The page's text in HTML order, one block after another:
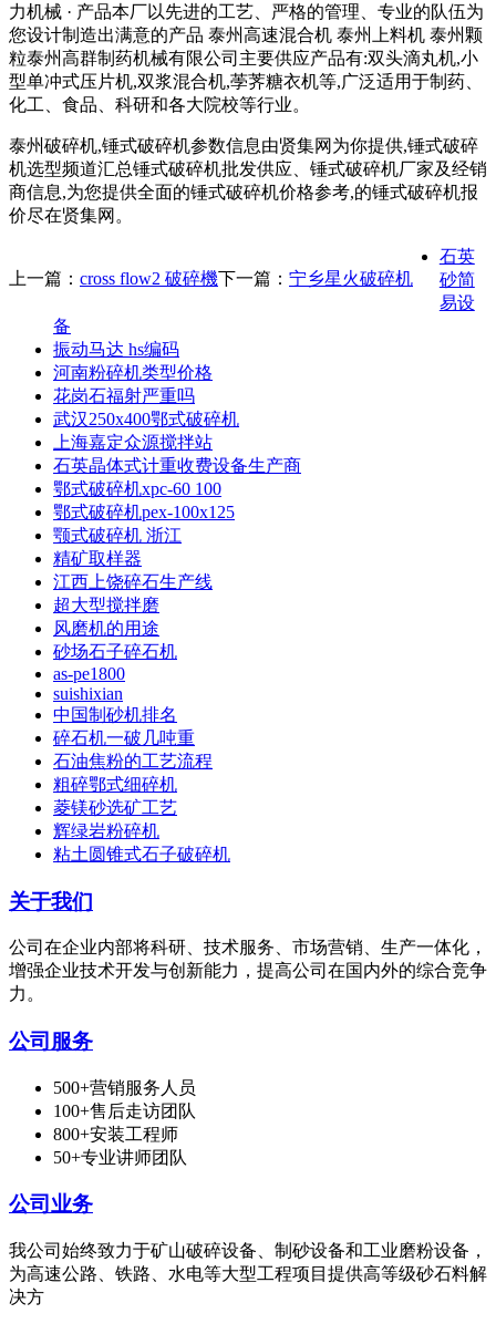
力机械 · 产品本厂以先进的工艺、严格的管理、专业的队伍为
您设计制造出满意的产品 泰州高速混合机 泰州上料机 泰州颗
粒泰州高群制药机械有限公司主要供应产品有:双头滴丸机,小
型单冲式压片机,双浆混合机,荸荠糖衣机等,广泛适用于制药、
化工、食品、科研和各大院校等行业。
泰州破碎机,锤式破碎机参数信息由贤集网为你提供,锤式破碎
机选型频道汇总锤式破碎机批发供应、锤式破碎机厂家及经销
商信息,为您提供全面的锤式破碎机价格参考,的锤式破碎机报
价尽在贤集网。
上一篇： cross flow2 破碎機下一篇： 宁乡星火破碎机
石英
砂简
易设
备
振动马达 hs编码
河南粉碎机类型价格
花岗石福射严重吗
武汉250x400鄂式破碎机
上海嘉定众源搅拌站
石英晶体式计重收费设备生产商
鄂式破碎机xpc-60 100
鄂式破碎机pex-100x125
颚式破碎机 浙江
精矿取样器
江西上饶碎石生产线
超大型搅拌磨
风磨机的用途
砂场石子碎石机
as-pe1800
suishixian
中国制砂机排名
碎石机一破几吨重
石油焦粉的工艺流程
粗碎鄂式细碎机
菱镁砂选矿工艺
辉绿岩粉碎机
粘土圆锥式石子破碎机
关于我们
公司在企业内部将科研、技术服务、市场营销、生产一体化，
增强企业技术开发与创新能力，提高公司在国内外的综合竞争
力。
公司服务
500+营销服务人员
100+售后走访团队
800+安装工程师
50+专业讲师团队
公司业务
我公司始终致力于矿山破碎设备、制砂设备和工业磨粉设备，
为高速公路、铁路、水电等大型工程项目提供高等级砂石料解
决方